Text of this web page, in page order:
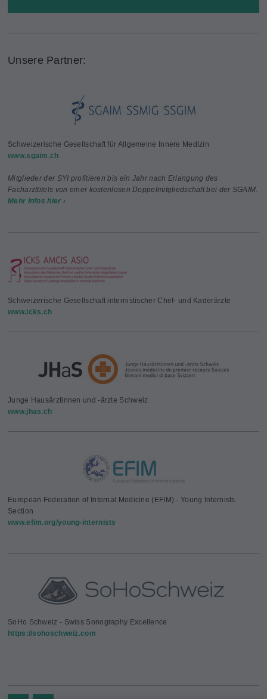
Unsere Partner:
Schweizerische Gesellschaft für Allgemeine Innere Medizin
www.sgaim.ch
Mitglieder der SYI profitieren bis ein Jahr nach Erlangung des
Facharzttitels von einer kostenlosen Doppelmitgliedschaft bei der SGAIM.
Mehr Infos hier ›
Schweizerische Gesellschaft internistischer Chef- und Kaderärzte
www.icks.ch
Junge Hausärztinnen und -ärzte Schweiz
www.jhas.ch
European Federation of Internal Medicine (EFIM) - Young Internists
Section
www.efim.org/young-internists
SoHo Schweiz - Swiss Sonography Excellence
https://sohoschweiz.com